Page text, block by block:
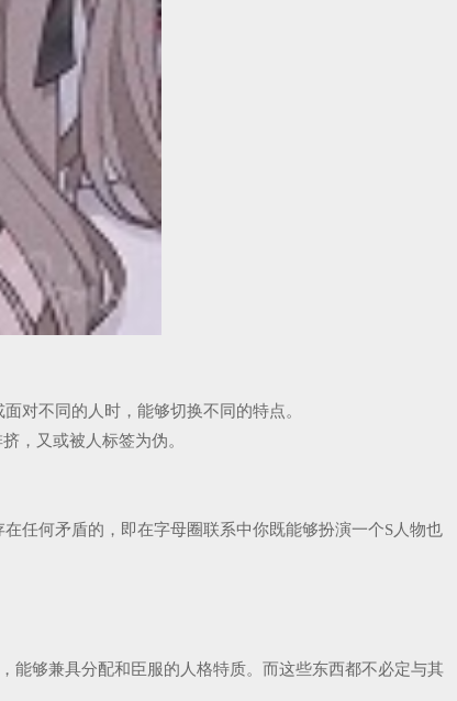
对不同的人时，能够切换不同的特点。
，又或被人标签为伪。
任何矛盾的，即在字母圈联系中你既能够扮演一个S人物也
能够兼具分配和臣服的人格特质。而这些东西都不必定与其